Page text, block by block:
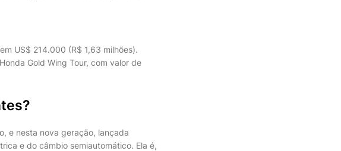
US$ 214.000 (R$ 1,63 milhões).
Gold Wing Tour, com valor de
e nesta nova geração, lançada
e do câmbio semiautomático. Ela é,